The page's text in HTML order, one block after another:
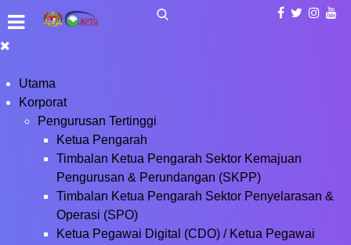
Utama
Korporat
Pengurusan Tertinggi
Ketua Pengarah
Timbalan Ketua Pengarah Sektor Kemajuan
Pengurusan & Perundangan (SKPP)
Timbalan Ketua Pengarah Sektor Penyelarasan &
Operasi (SPO)
Ketua Pegawai Digital (CDO) / Ketua Pegawai